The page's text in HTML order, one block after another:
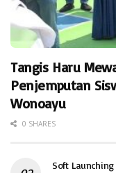
Tangis Haru
Penjemputan
Wonoayu
0 SHARES
Soft Launching